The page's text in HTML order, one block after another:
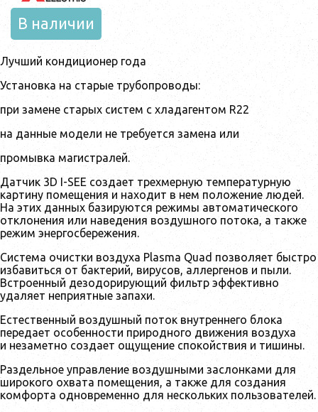
В наличии
Лучший кондиционер года
Установка на старые трубопроводы:
при замене старых систем с хладагентом R22
на данные модели не требуется замена или
промывка магистралей.
Датчик 3D I-SEE создает трехмерную температурную
картину помещения и находит в нем положение людей.
На этих данных базируются режимы автоматического
отклонения или наведения воздушного потока, а также
режим энергосбережения.
Система очистки воздуха Plasma Quad позволяет быстро
избавиться от бактерий, вирусов, аллергенов и пыли.
Встроенный дезодорирующий фильтр эффективно
удаляет неприятные запахи.
Естественный воздушный поток внутреннего блока
передает особенности природного движения воздуха
и незаметно создает ощущение спокойствия и тишины.
Раздельное управление воздушными заслонками для
широкого охвата помещения, а также для создания
комфорта одновременно для нескольких пользователей.